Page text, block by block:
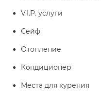
V.I.P. услуги
Сейф
Отопление
Кондиционер
Места для курения